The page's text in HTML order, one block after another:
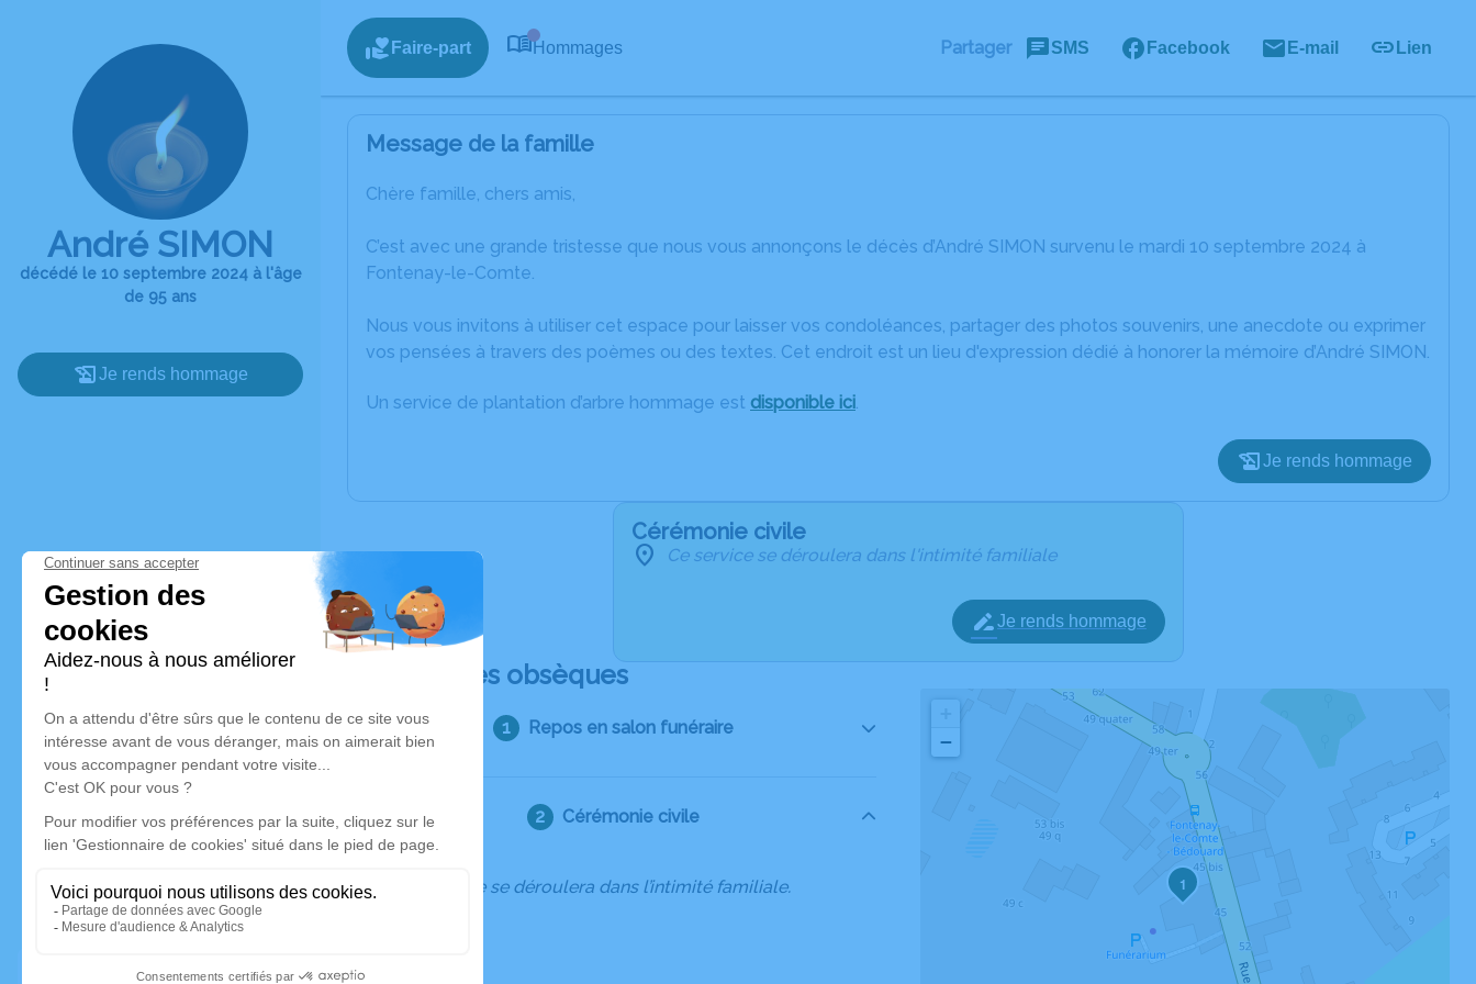
André SIMON
décédé le 10 septembre 2024 à l'âge
de 95 ans
Je rends hommage
Faire-part Hommages Partager SMS Facebook E-mail Lien
Message de la famille
Chère famille, chers amis,
C’est avec une grande tristesse que nous vous annonçons le décès d’André SIMON survenu le mardi 10 septembre 2024 à
Fontenay-le-Comte.
Nous vous invitons à utiliser cet espace pour laisser vos condoléances, partager des photos souvenirs, une anecdote ou exprimer
vos pensées à travers des poèmes ou des textes. Cet endroit est un lieu d'expression dédié à honorer la mémoire d’André SIMON.
Un service de plantation d’arbre hommage est disponible ici.
Je rends hommage
Cérémonie civile
Ce service se déroulera dans l'intimité familiale
Je rends hommage
Déroulé des obsèques
Repos en salon funéraire
Cérémonie civile
Ce service se déroulera dans l’intimité familiale. 1
−